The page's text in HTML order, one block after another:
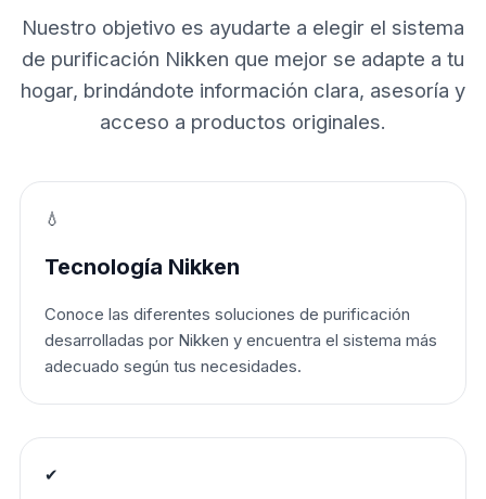
Nuestro objetivo es ayudarte a elegir el sistema
de purificación Nikken que mejor se adapte a tu
hogar, brindándote información clara, asesoría y
acceso a productos originales.
💧
Tecnología Nikken
Conoce las diferentes soluciones de purificación
desarrolladas por Nikken y encuentra el sistema más
adecuado según tus necesidades.
✔